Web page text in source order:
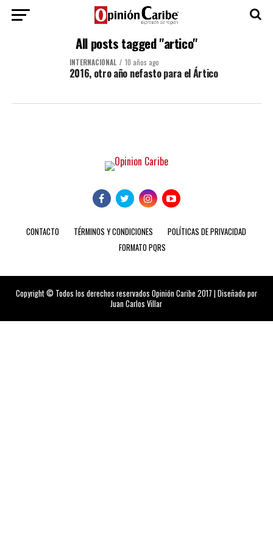
All posts tagged "artico"
INTERNACIONAL 10 años ago
2016, otro año nefasto para el Ártico
CONTACTO TÉRMINOS Y CONDICIONES
POLÍTICAS DE PRIVACIDAD
FORMATO PQRS
Copyright © Todos los derechos reservados Opinión Caribe 2017 | Diseñado por
Juan Carlos Villar